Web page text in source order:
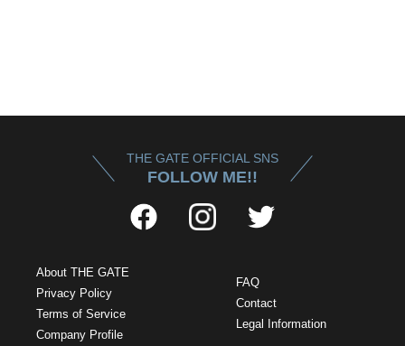
THE GATE OFFICIAL SNS
FOLLOW ME!!
About THE GATE
Privacy Policy
Terms of Service
Company Profile
FAQ
Contact
Legal Information